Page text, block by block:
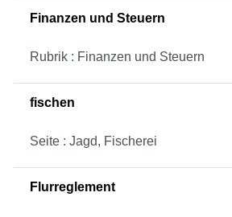
Finanzen und Steuern
Rubrik : Finanzen und Steuern
fischen
Seite : Jagd, Fischerei
Flurreglement